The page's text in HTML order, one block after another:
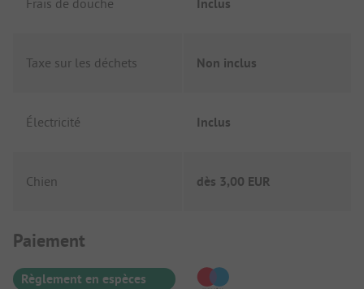
Frais de douche Inclus
Taxe sur les déchets Non inclus
Électricité Inclus
Chien dès 3,00 EUR
Informations de paiement
Paiement
Règlement en espèces